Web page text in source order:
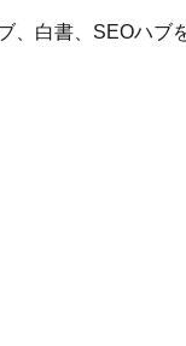
、白書、SEOハブ